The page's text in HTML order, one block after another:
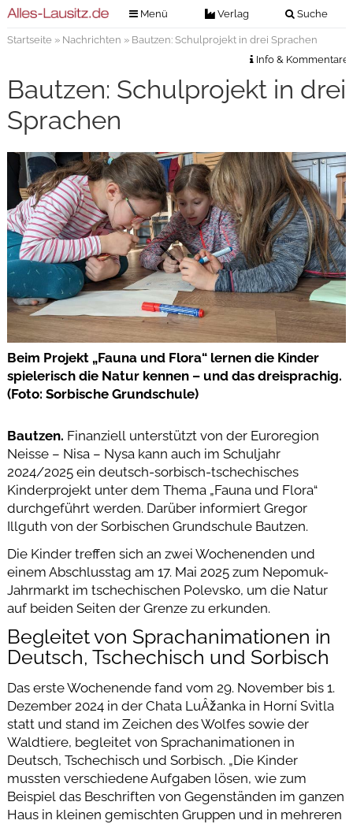
Menü Verlag Suche
Verlag
Kontakt
Impressum
Nachrichten
Veranstaltungstickets
Anzeigensuche
Digitale Ausgaben
Startseite» Nachrichten » Bautzen: Schulprojekt in drei Sprachen
Info & Kommentare
Bautzen: Schulprojekt in drei
Sprachen
Beim Projekt „Fauna und Flora“ lernen die Kinder
spielerisch die Natur kennen – und das dreisprachig.
(Foto: Sorbische Grundschule)
Bautzen. Finanziell unterstützt von der Euroregion
Neisse – Nisa – Nysa kann auch im Schuljahr
2024/2025 ein deutsch-sorbisch-tschechisches
Kinderprojekt unter dem Thema „Fauna und Flora“
durchgeführt werden. Darüber informiert Gregor
Illguth von der Sorbischen Grundschule Bautzen.
Die Kinder treffen sich an zwei Wochenenden und
einem Abschlusstag am 17. Mai 2025 zum Nepomuk-
Jahrmarkt im tschechischen Polevsko, um die Natur
auf beiden Seiten der Grenze zu erkunden.
Begleitet von Sprachanimationen in
Deutsch, Tschechisch und Sorbisch
Das erste Wochenende fand vom 29. November bis 1.
Dezember 2024 in der Chata LuÂžanka in Horní Svìtla
statt und stand im Zeichen des Wolfes sowie der
Waldtiere, begleitet von Sprachanimationen in
Deutsch, Tschechisch und Sorbisch. „Die Kinder
mussten verschiedene Aufgaben lösen, wie zum
Beispiel das Beschriften von Gegenständen im ganzen
Haus in kleinen gemischten Gruppen und in mehreren